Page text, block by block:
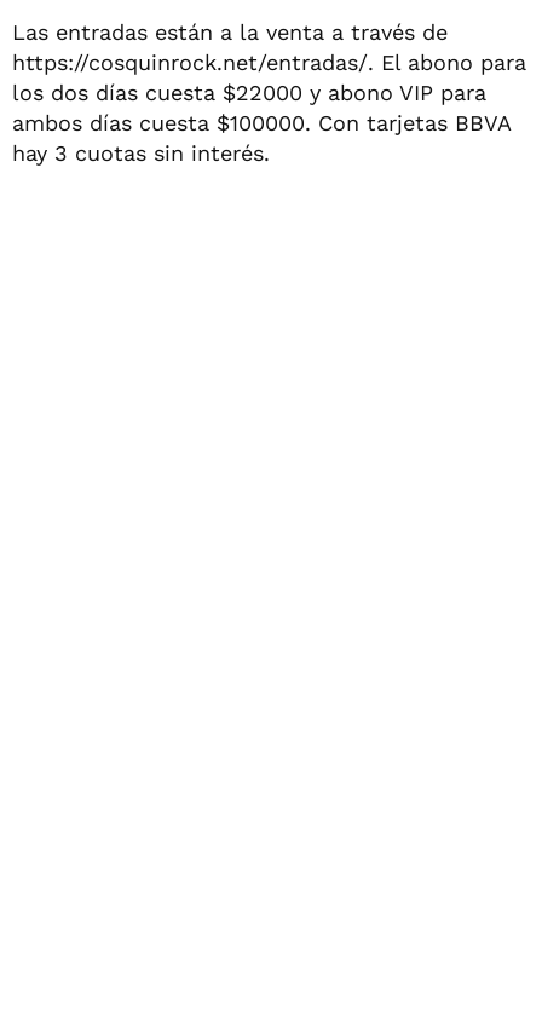
Las entradas están a la venta a través de
https://cosquinrock.net/entradas/. El abono para
los dos días cuesta $22000 y abono VIP para
ambos días cuesta $100000. Con tarjetas BBVA
hay 3 cuotas sin interés.